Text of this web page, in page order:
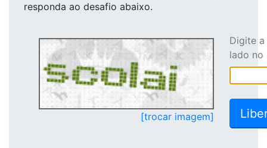
responda ao desafio abaixo.
[trocar imagem]
Digite
lado no